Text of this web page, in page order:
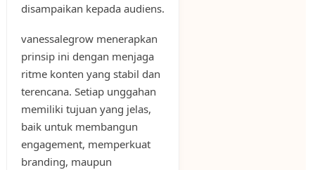
disampaikan kepada audiens.
vanessalegrow menerapkan
prinsip ini dengan menjaga
ritme konten yang stabil dan
terencana. Setiap unggahan
memiliki tujuan yang jelas,
baik untuk membangun
engagement, memperkuat
branding, maupun